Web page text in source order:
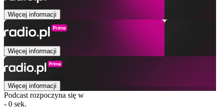
Więcej informacji
Więcej informacji
Więcej informacji
Podcast rozpoczyna się w
- 0 sek.